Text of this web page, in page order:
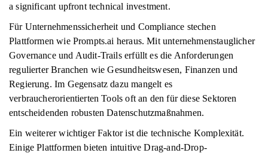
a significant upfront technical investment.
Für Unternehmenssicherheit und Compliance stechen
Plattformen wie Prompts.ai heraus. Mit unternehmenstauglicher
Governance und Audit-Trails erfüllt es die Anforderungen
regulierter Branchen wie Gesundheitswesen, Finanzen und
Regierung. Im Gegensatz dazu mangelt es
verbraucherorientierten Tools oft an den für diese Sektoren
entscheidenden robusten Datenschutzmaßnahmen.
Ein weiterer wichtiger Faktor ist die technische Komplexität.
Einige Plattformen bieten intuitive Drag-and-Drop-